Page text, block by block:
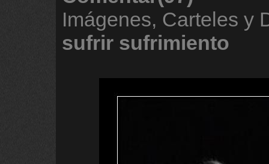
Imágenes, Carteles y
sufrir sufrimiento